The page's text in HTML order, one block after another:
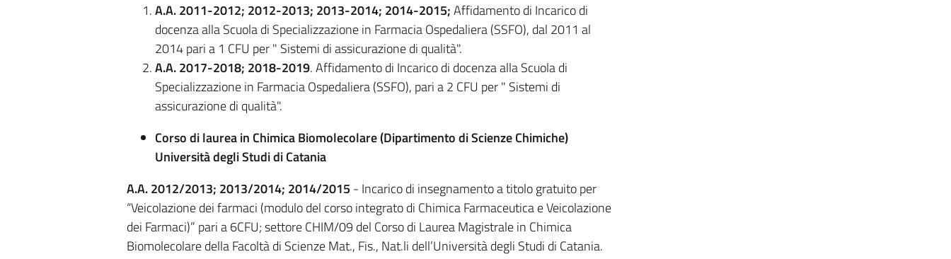
A.A. 2011-2012; 2012-2013; 2013-2014; 2014-2015;Affidamento di Incarico di
docenza alla Scuola di Specializzazione in Farmacia Ospedaliera (SSFO), dal 2011 al
2014 pari a 1 CFU per " Sistemi di assicurazione di qualità".
A.A. 2017-2018; 2018-2019. Affidamento di Incarico di docenza alla Scuola di
Specializzazione in Farmacia Ospedaliera (SSFO), pari a 2 CFU per " Sistemi di
assicurazione di qualità".
Corso di laurea in Chimica Biomolecolare (Dipartimento di Scienze Chimiche)
Università degli Studi di Catania
A.A. 2012/2013; 2013/2014; 2014/2015 - Incarico di insegnamento a titolo gratuito per
“Veicolazione dei farmaci (modulo del corso integrato di Chimica Farmaceutica e Veicolazione
dei Farmaci)” pari a 6CFU; settore CHIM/09 del Corso di Laurea Magistrale in Chimica
Biomolecolare della Facoltà di Scienze Mat., Fis., Nat.li dell’Università degli Studi di Catania.